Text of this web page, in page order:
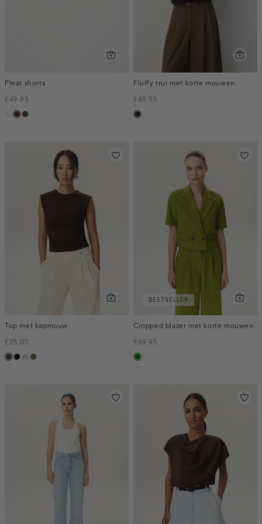
Pleat shorts
€49.95
creme,
pruim,
toffee
Fluffy trui met korte mouwen
€49.95
pruim,
Top met kapmouw
€25.00
chocozwarttaupe,
groen,
BESTSELLER
Cropped blazer met korte mouwen
€69.95
groen